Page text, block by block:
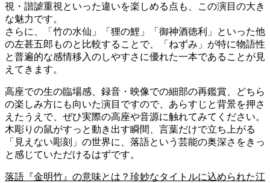
視・諧謔重視といった違いを楽しめる点も、この演目の大き
な魅力です。
さらに、「竹の水仙」「狸の鯉」「御神酒徳利」といった他
の左甚五郎ものと比較することで、「ねずみ」が特に物語性
と普遍的な感情移入のしやすさに優れた一本であることが見
えてきます。
高座での生の臨場感、録音・映像での細部の再鑑賞、どちら
の楽しみ方にも向いた演目ですので、あらすじと背景を押さ
えたうえで、ぜひ実際の高座や音源に触れてみてください。
木彫りの鼠がすっと動き出す瞬間、言葉だけで立ち上がる
「見えない彫刻」の世界に、落語という芸能の奥深さをきっ
と感じていただけるはずです。
落語『金明竹』の意味とは？珍妙なタイトルに込められた江